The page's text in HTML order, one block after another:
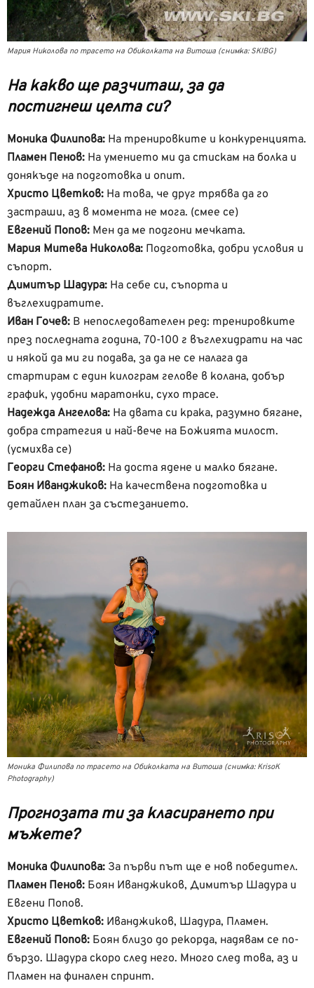
Мария Николова по трасето на Обиколката на Витоша (снимка: SKIBG)
На какво ще разчиташ, за да
постигнеш целта си?
Моника Филипова: На тренировките и конкуренцията.
Пламен Пенов: На умението ми да стискам на болка и
донякъде на подготовка и опит.
Христо Цветков: На това, че друг трябва да го
застраши, аз в момента не мога. (смее се)
Евгений Попов: Мен да ме подгони мечката.
Мария Митева Николова: Подготовка, добри условия и
съпорт.
Димитър Шадура: На себе си, съпорта и
въглехидратите.
Иван Гочев: В непоследователен ред: тренировките
през последната година, 70-100 г въглехидрати на час
и някой да ми ги подава, за да не се налага да
стартирам с един килограм гелове в колана, добър
график, удобни маратонки, сухо трасе.
Надежда Ангелова: На двата си крака, разумно бягане,
добра стратегия и най-вече на Божията милост.
(усмихва се)
Георги Стефанов: На доста ядене и малко бягане.
Боян Иванджиков: На качествена подготовка и
детайлен план за състезанието.
Моника Филипова по трасето на Обиколката на Витоша (снимка: KrisoK
Photography)
Прогнозата ти за класирането при
мъжете?
Моника Филипова: За първи път ще е нов победител.
Пламен Пенов: Боян Иванджиков, Димитър Шадура и
Евгени Попов.
Христо Цветков: Иванджиков, Шадура, Пламен.
Евгений Попов: Боян близо до рекорда, надявам се по-
бързо. Шадура скоро след него. Много след това, аз и
Пламен на финален спринт.